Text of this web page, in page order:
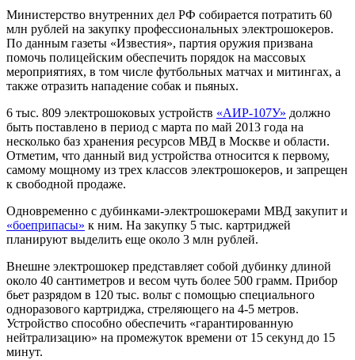
Министерство внутренних дел РФ собирается потратить 60
млн рублей на закупку профессиональных электрошокеров.
По данным газеты «Известия», партия оружия призвана
помочь полицейским обеспечить порядок на массовых
мероприятиях, в том числе футбольных матчах и митингах, а
также отразить нападение собак и пьяных.
6 тыс. 809 электрошоковых устройств «АИР-107У» должно
быть поставлено в период с марта по май 2013 года на
несколько баз хранения ресурсов МВД в Москве и области.
Отметим, что данный вид устройства относится к первому,
самому мощному из трех классов электрошокеров, и запрещен
к свободной продаже.
Одновременно с дубинками-электрошокерами МВД закупит и
«боеприпасы» к ним. На закупку 5 тыс. картриджей
планируют выделить еще около 3 млн рублей.
Внешне электрошокер представляет собой дубинку длиной
около 40 сантиметров и весом чуть более 500 грамм. Прибор
бьет разрядом в 120 тыс. вольт с помощью специального
одноразового картриджа, стреляющего на 4-5 метров.
Устройство способно обеспечить «гарантированную
нейтрализацию» на промежуток времени от 15 секунд до 15
минут.